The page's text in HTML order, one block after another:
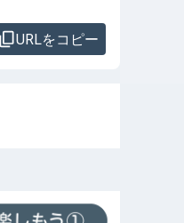
URLをコピー